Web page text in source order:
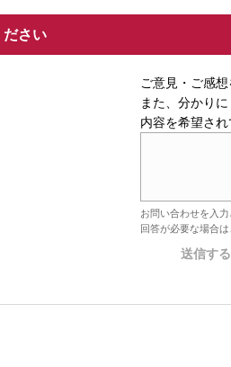
ださい
ご意見・ご感想
また、分かり
内容を希望され
お問い合わせを入
回答が必要な場合